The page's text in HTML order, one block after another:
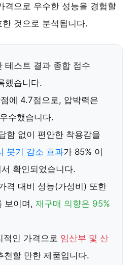
격으로 우수한 성능을 경험할
것으로 분석됩니다.
테스트 결과 종합 점수
했습니다.
에 4.7점으로, 압박력은
수했습니다.
함 없이 편안한 착용감을
붓기 감소 효과가 85% 이
확인되었습니다.
격 대비 성능(가성비) 또한
보이며, 재구매 의향은 95%
인 가격으로 임산부 및 산
천할 만한 제품입니다.